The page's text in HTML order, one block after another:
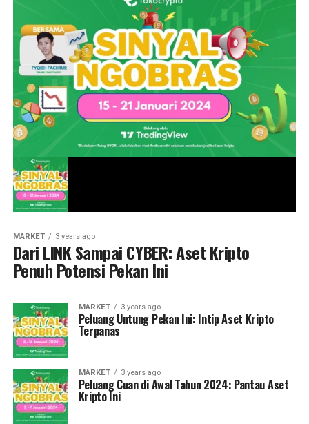
MARKET 3 years ago
Dari LINK Sampai CYBER: Aset Kripto
Penuh Potensi Pekan Ini
MARKET 3 years ago
Peluang Untung Pekan Ini: Intip Aset Kripto
Terpanas
MARKET 3 years ago
Peluang Cuan di Awal Tahun 2024: Pantau Aset
Kripto Ini